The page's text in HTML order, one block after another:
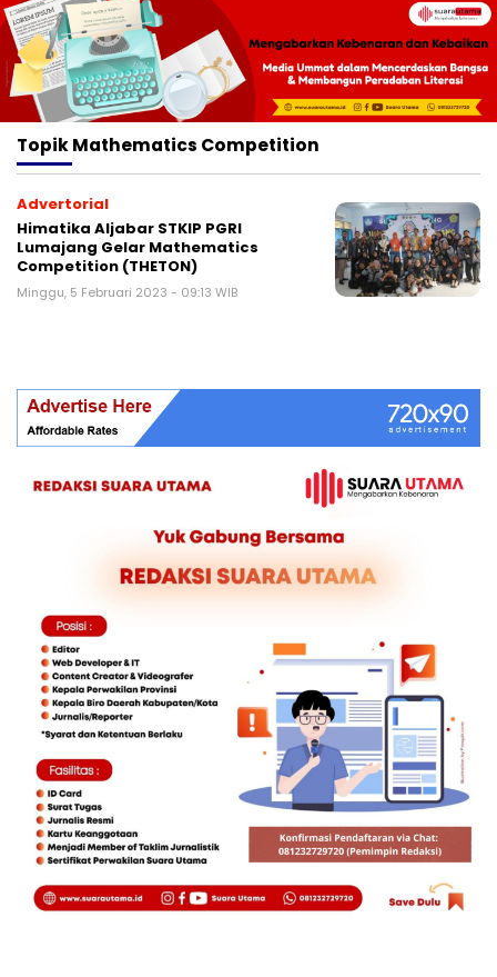
TopikMathematics Competition
Advertorial
Himatika Aljabar STKIP PGRI
Lumajang Gelar Mathematics
Competition (THETON)
Minggu, 5 Februari 2023 - 09:13 WIB